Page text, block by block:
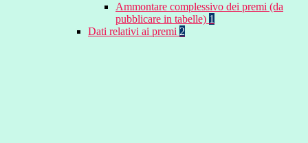
Ammontare complessivo dei premi (da
pubblicare in tabelle) 1
Dati relativi ai premi 2